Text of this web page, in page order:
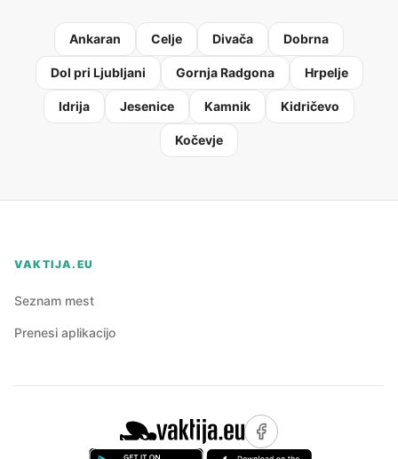
Ankaran Celje Divača Dobrna
Dol pri Ljubljani Gornja Radgona Hrpelje
Idrija Jesenice Kamnik Kidričevo
Kočevje
VAKTIJA.EU
Seznam mest
Prenesi aplikacijo